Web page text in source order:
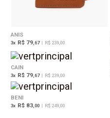
ANIS
3x R$ 79 ,67 | R$ 239,00
CAIN
3x R$ 79 ,67 | R$ 239,00
BENI
3x R$ 83 ,00 | R$ 249,00